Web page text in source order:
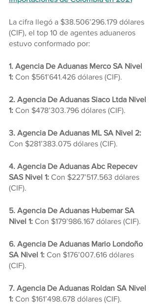
La cifra llegó a $38.506’296.179 dólares
(CIF), el top 10 de agentes aduaneros
estuvo conformado por:
1. Agencia De Aduanas Merco SA Nivel
1: Con $561’641.426 dólares (CIF).
2. Agencia De Aduanas Siaco Ltda Nivel
1: Con $478’303.796 dólares (CIF).
3. Agencia De Aduanas ML SA Nivel 2:
Con $281’383.075 dólares (CIF).
4. Agencia De Aduanas Abc Repecev
SAS Nivel 1: Con $227’517.563 dólares
(CIF).
5. Agencia De Aduanas Hubemar SA
Nivel 1: Con $179’986.167 dólares (CIF).
6. Agencia De Aduanas Mario Londoño
SA Nivel 1: Con $176’007.616 dólares
(CIF).
7. Agencia De Aduanas Roldan SA Nivel
1: Con $161’498.678 dólares (CIF).